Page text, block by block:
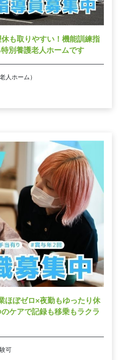
も取りやすい！機能訓練指
別養護老人ホームです
人ホーム）
ほぼゼロ×夜勤もゆったり休
ケアで記録も移乗もラクラ
可